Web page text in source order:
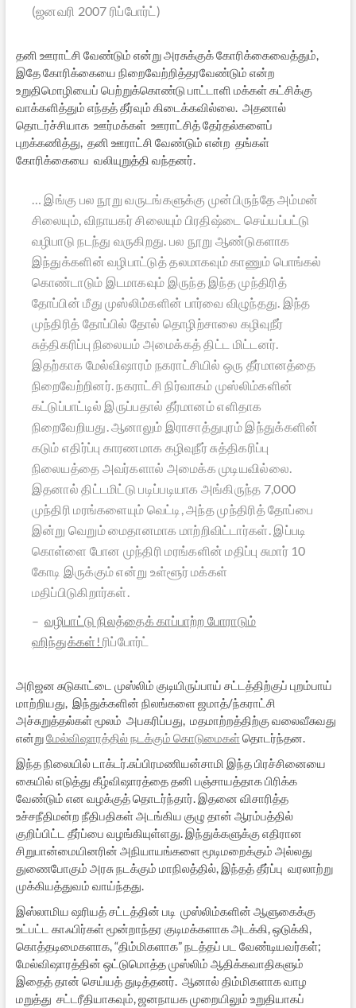
(ஜனவரி 2007 ரிப்போர்ட்)
தனி ஊராட்சி வேண்டும் என்று அரசுக்குக் கோரிக்கைவைத்தும்,
இதே கோரிக்கையை நிறைவேற்றித்தரவேண்டும் என்ற
உறுதிமொழியைப் பெற்றுக்கொண்டு பாட்டாளி மக்கள் கட்சிக்கு
வாக்களித்தும் எந்தத் தீர்வும் கிடைக்கவில்லை. அதனால்
தொடர்ச்சியாக ஊர்மக்கள் ஊராட்சித் தேர்தல்களைப்
புறக்கணித்து, தனி ஊராட்சி வேண்டும் என்ற தங்கள்
கோரிக்கையை வலியுறுத்தி வந்தனர்.
… இங்கு பல நூறு வருடங்களுக்கு முன்பிருந்தே அம்மன்
சிலையும், விநாயகர் சிலையும் பிரதிஷ்டை செய்யப்பட்டு
வழிபாடு நடந்து வருகிறது. பல நூறு ஆண்டுகளாக
இந்துக்களின் வழிபாட்டுத் தலமாகவும் காணும் பொங்கல்
கொண்டாடும் இடமாகவும் இருந்த இந்த முந்திரித்
தோப்பின் மீது முஸ்லிம்களின் பார்வை விழுந்தது. இந்த
முந்திரித் தோப்பில் தோல் தொழிற்சாலை கழிவுநீர்
சுத்திகரிப்பு நிலையம் அமைக்கத் திட்ட மிட்டனர்.
இதற்காக மேல்விஷாரம் நகராட்சியில் ஒரு தீர்மானத்தை
நிறைவேற்றினர். நகராட்சி நிர்வாகம் முஸ்லிம்களின்
கட்டுப்பாட்டில் இருப்பதால் தீர்மானம் எளிதாக
நிறைவேறியது. ஆனாலும் இராசாத்துபுரம் இந்துக்களின்
கடும் எதிர்ப்பு காரணமாக கழிவுநீர் சுத்திகரிப்பு
நிலையத்தை அவர்களால் அமைக்க முடியவில்லை.
இதனால் திட்டமிட்டு படிப்படியாக அங்கிருந்த 7,000
முந்திரி மரங்களையும் வெட்டி, அந்த முந்திரித் தோப்பை
இன்று வெறும் மைதானமாக மாற்றிவிட்டார்கள். இப்படி
கொள்ளை போன முந்திரி மரங்களின் மதிப்பு சுமார் 10
கோடி இருக்கும் என்று உள்ளூர் மக்கள்
மதிப்பிடுகிறார்கள்.
– வழிபாட்டு நிலத்தைக் காப்பாற்ற போராடும்
ஹிந்துக்கள்!ரிப்போர்ட்
அரிஜன சுடுகாட்டை முஸ்லிம் குடியிருப்பாய் சட்டத்திற்குப் புறம்பாய்
மாற்றியது, இந்துக்களின் நிலங்களை ஜமாத்/ந்கராட்சி
அச்சுறுத்தல்கள் மூலம் அபகரிப்பது, மதமாற்றத்திற்கு வலைவீசுவது
என்றுமேல்விஷாரத்தில் நடக்கும் கொடுமைகள்தொடர்ந்தன.
இந்த நிலையில் டாக்டர்.சுப்பிரமணியன்சாமி இந்த பிரச்சினையை
கையில் எடுத்து கீழ்விஷாரத்தை தனி பஞ்சாயத்தாக பிரிக்க
வேண்டும் என வழக்குத் தொடர்ந்தார். இதனை விசாரித்த
உச்சநீதிமன்ற நீதிபதிகள் அடங்கிய குழு தான் ஆரம்பத்தில்
குறிப்பிட்ட தீர்ப்பை வழங்கியுள்ளது. இந்துக்களுக்கு எதிரான
சிறுபான்மையினரின் அநியாயங்களை மூடிமறைக்கும் அல்லது
துணைபோகும் அரசு நடக்கும் மாநிலத்தில், இந்தத் தீர்ப்பு வரலாற்று
முக்கியத்துவம் வாய்ந்தது.
இஸ்லாமிய ஷரியத் சட்டத்தின் படி முஸ்லிம்களின் ஆளுகைக்கு
உட்பட்ட காஃபிர்கள் மூன்றாந்தர குடிமக்களாக அடக்கி, ஒடுக்கி,
கொத்தடிமைகளாக, “திம்மிகளாக” நடத்தப் பட வேண்டியவர்கள்;
மேல்விஷாரத்தின் ஒட்டுமொத்த முஸ்லிம் ஆதிக்கவாதிகளும்
இதைத் தான் செய்யத் துடித்தனர். ஆனால் திம்மிகளாக வாழ
மறுத்து சட்டரீதியாகவும், ஜனநாயக முறையிலும் உறுதியாகப்